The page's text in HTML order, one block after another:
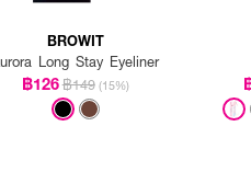
BROWIT
Long Stay Eyeliner
฿126฿149 (15%)